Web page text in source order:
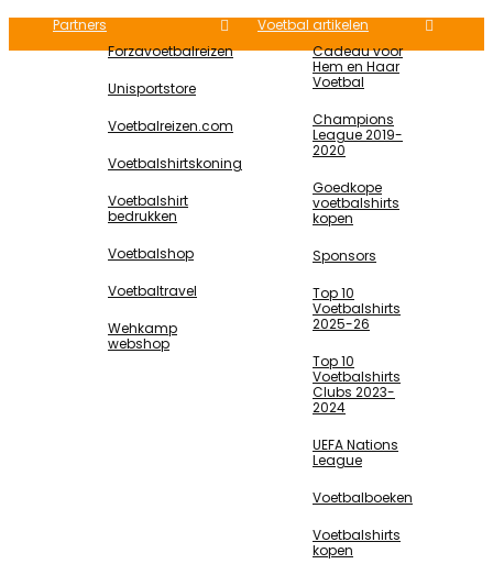
Partners
Forzavoetbalreizen
Unisportstore
Voetbalreizen.com
Voetbalshirtskoning
Voetbalshirt
bedrukken
Voetbalshop
Voetbaltravel
Wehkamp
webshop
Voetbal artikelen
Cadeau voor
Hem en Haar
Voetbal
Champions
League 2019-
2020
Goedkope
voetbalshirts
kopen
Sponsors
Top 10
Voetbalshirts
2025-26
Top 10
Voetbalshirts
Clubs 2023-
2024
UEFA Nations
League
Voetbalboeken
Voetbalshirts
kopen